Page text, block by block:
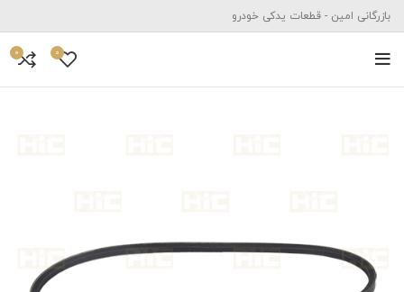
بازرگانی امین - قطعات یدکی خودرو
0
0